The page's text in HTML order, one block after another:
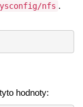
nfs .
hodnoty: